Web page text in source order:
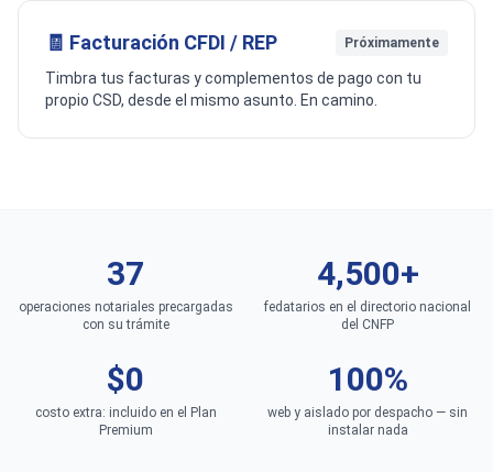
🧾 Facturación CFDI / REP Próximamente
Timbra tus facturas y complementos de pago con tu
propio CSD, desde el mismo asunto. En camino.
37
operaciones notariales precargadas
con su trámite
4,500+
fedatarios en el directorio nacional
del CNFP
$0
costo extra: incluido en el Plan
Premium
100%
web y aislado por despacho — sin
instalar nada